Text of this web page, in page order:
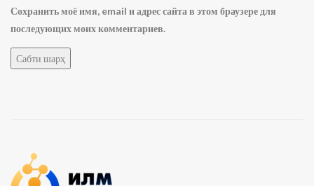
Сохранить моё имя, email и адрес сайта в этом браузере для
последующих моих комментариев.